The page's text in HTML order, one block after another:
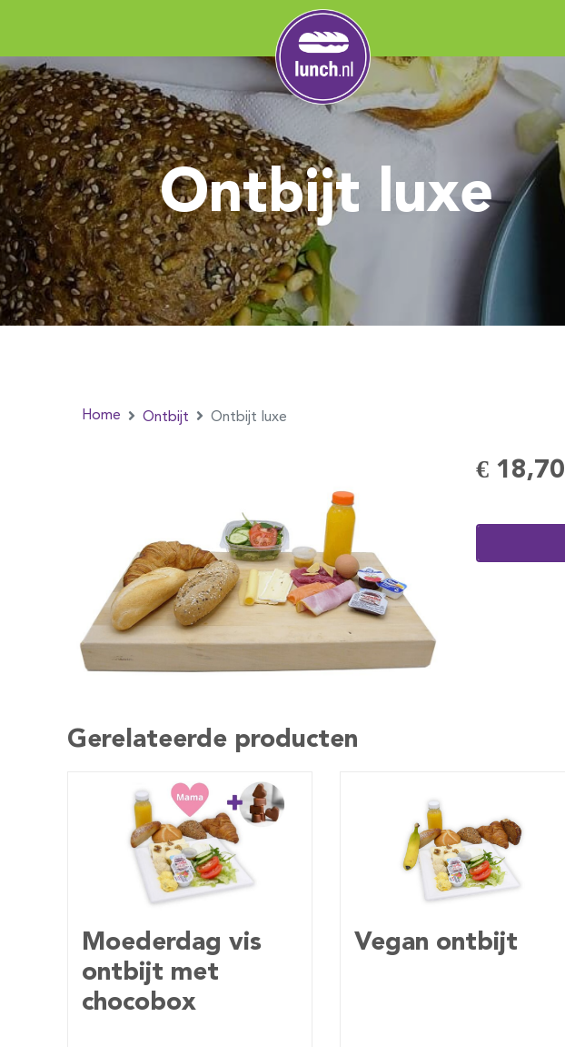
Ontbijt luxe
Home Ontbijt Ontbijt luxe
€ 18,70
Gerelateerde producten
Vegan ontbijt
Klassiek